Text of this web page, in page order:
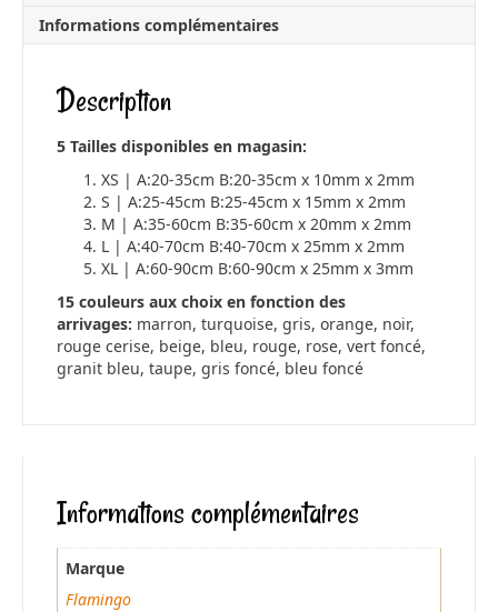
b
o
k
Informations complémentaires
Description
5 Tailles disponibles en magasin:
XS | A:20-35cm B:20-35cm x 10mm x 2mm
S | A:25-45cm B:25-45cm x 15mm x 2mm
M | A:35-60cm B:35-60cm x 20mm x 2mm
L | A:40-70cm B:40-70cm x 25mm x 2mm
XL | A:60-90cm B:60-90cm x 25mm x 3mm
15 couleurs aux choix en fonction des
arrivages: marron, turquoise, gris, orange, noir,
rouge cerise, beige, bleu, rouge, rose, vert foncé,
granit bleu, taupe, gris foncé, bleu foncé
Informations complémentaires
Marque
Flamingo